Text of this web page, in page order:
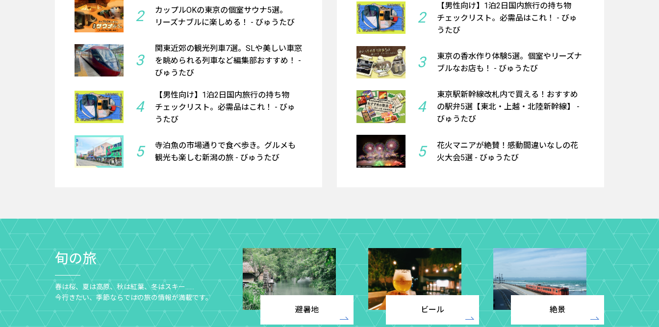
2
カップルOKの東京の個室サウナ5選。
リーズナブルに楽しめる！ - びゅうたび
3
関東近郊の観光列車7選。SLや美しい車窓
を眺められる列車など編集部おすすめ！ -
びゅうたび
4
【男性向け】1泊2日国内旅行の持ち物
チェックリスト。必需品はこれ！ - びゅ
うたび
5
寺泊魚の市場通りで食べ歩き。グルメも
観光も楽しむ新潟の旅 - びゅうたび
2
【男性向け】1泊2日国内旅行の持ち物
チェックリスト。必需品はこれ！ - びゅ
うたび
3
東京の香水作り体験5選。個室やリーズナ
ブルなお店も！ - びゅうたび
4
東京駅新幹線改札内で買える！おすすめ
の駅弁5選【東北・上越・北陸新幹線】 -
びゅうたび
5
花火マニアが絶賛！感動間違いなしの花
火大会5選 - びゅうたび
旬の旅
春は桜、夏は高原、秋は紅葉、冬はスキー……
今行きたい、季節ならではの旅の情報が満載です。
避暑地 ビール 絶景